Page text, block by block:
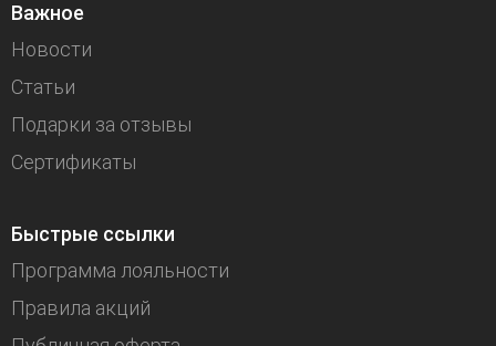
Важное
Новости
Статьи
Подарки за отзывы
Сертификаты
Быстрые ссылки
Программа лояльности
Правила акций